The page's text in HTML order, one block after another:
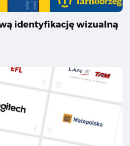
identyfikację wizualną